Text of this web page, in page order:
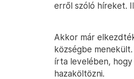
erről szóló híreket.
Akkor már
községbe
írta levelében,
hazaköltözni.